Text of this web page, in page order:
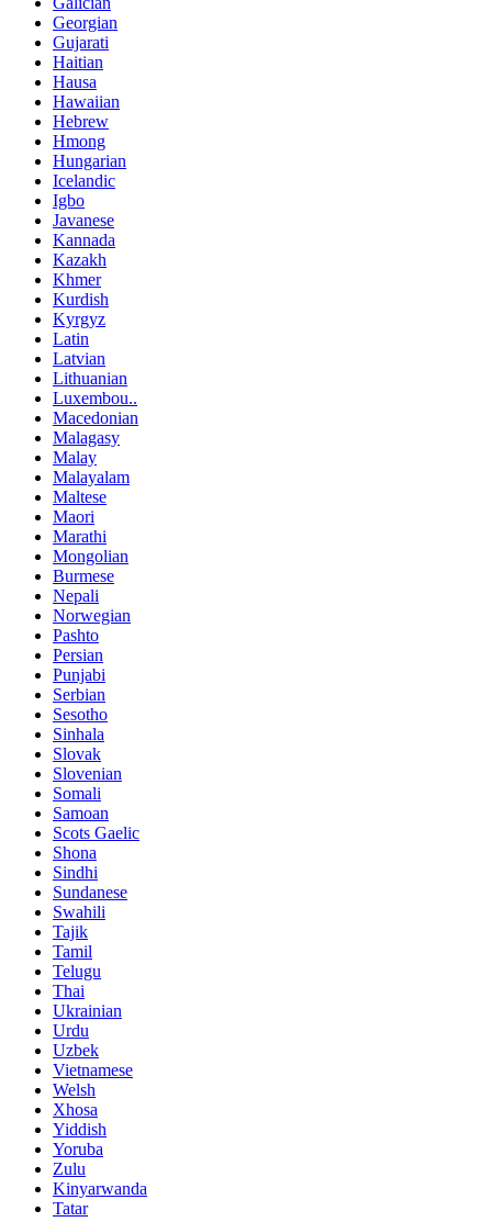
Georgian
Gujarati
Haitian
Hausa
Hawaiian
Hebrew
Hmong
Hungarian
Icelandic
Igbo
Javanese
Kannada
Kazakh
Khmer
Kurdish
Kyrgyz
Latin
Latvian
Lithuanian
Luxembou..
Macedonian
Malagasy
Malay
Malayalam
Maltese
Maori
Marathi
Mongolian
Burmese
Nepali
Norwegian
Pashto
Persian
Punjabi
Serbian
Sesotho
Sinhala
Slovak
Slovenian
Somali
Samoan
Scots Gaelic
Shona
Sindhi
Sundanese
Swahili
Tajik
Tamil
Telugu
Thai
Ukrainian
Urdu
Uzbek
Vietnamese
Welsh
Xhosa
Yiddish
Yoruba
Zulu
Kinyarwanda
Tatar